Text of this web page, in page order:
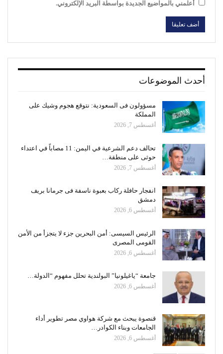
أعلمني بالمواضيع الجديدة بواسطة البريد الإلكتروني.
أحدث الموضوعات
مسؤولون فى السعودية: نتوقع هجوم وشيك على
المملكة
أغسطس 7, 2026
تحالف دعم الشرعية في اليمن: 11 مصاباً في اعتداء
حوثى على منطقة…
أغسطس 7, 2026
انفجار حافلة ركاب بعبوة ناسفة فى جرمانا بريف
دمشق
أغسطس 6, 2026
الرئيس السيسى: أمن البحرين جزء لا يتجزأ من الأمن
القومى المصرى
أغسطس 6, 2026
جامعة “ياغيلونيا” البولندية تحلل مفهوم “الدولة…
أغسطس 6, 2026
قنصوة يبحث مع شركة هواوي مصر تطوير أداء
الجامعات وبناء الكوادر…
أغسطس 6, 2026